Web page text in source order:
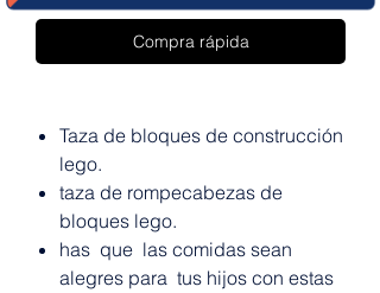
Compra rápida
Taza de bloques de construcción
lego.
taza de rompecabezas de
bloques lego.
has que las comidas sean
alegres para tus hijos con estas